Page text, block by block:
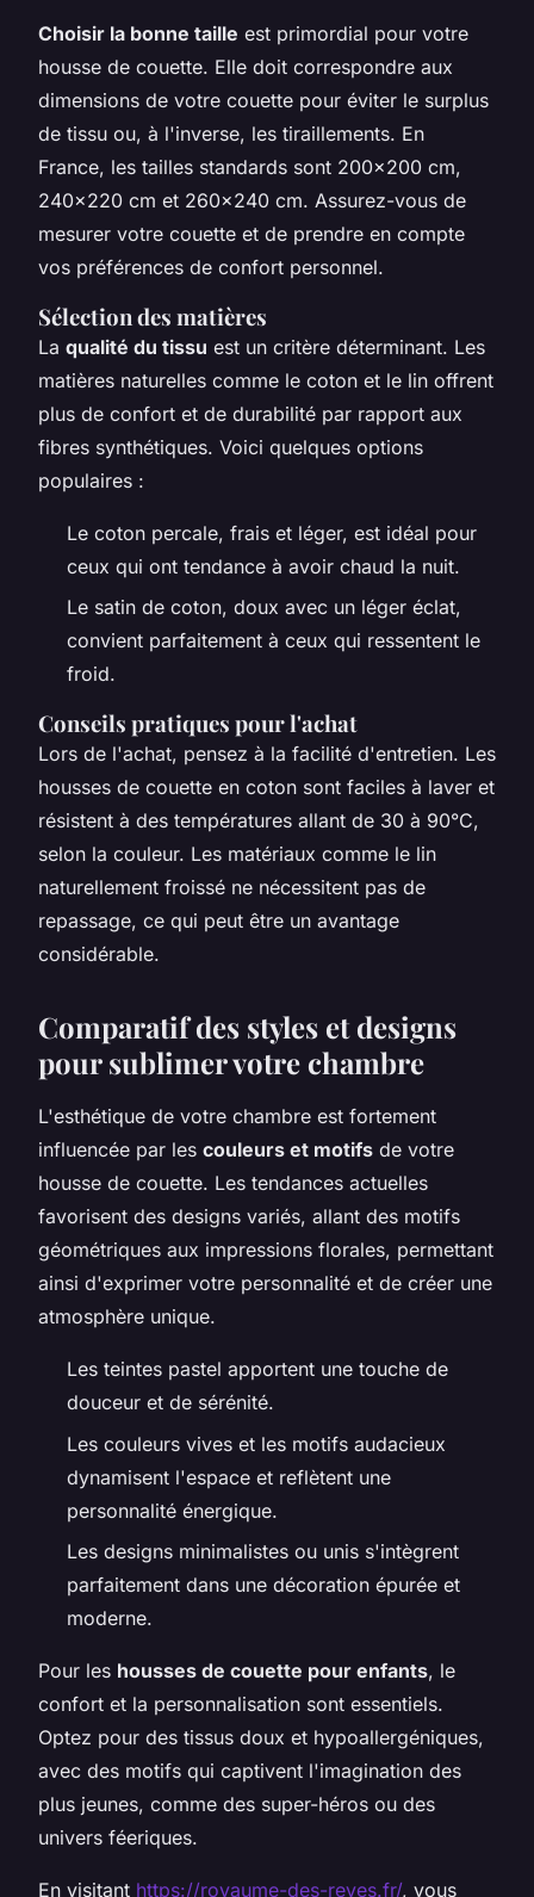
Choisir la bonne taille est primordial pour votre
housse de couette. Elle doit correspondre aux
dimensions de votre couette pour éviter le surplus
de tissu ou, à l'inverse, les tiraillements. En
France, les tailles standards sont 200x200 cm,
240x220 cm et 260x240 cm. Assurez-vous de
mesurer votre couette et de prendre en compte
vos préférences de confort personnel.
Sélection des matières
La qualité du tissu est un critère déterminant. Les
matières naturelles comme le coton et le lin offrent
plus de confort et de durabilité par rapport aux
fibres synthétiques. Voici quelques options
populaires :
Le coton percale, frais et léger, est idéal pour
ceux qui ont tendance à avoir chaud la nuit.
Le satin de coton, doux avec un léger éclat,
convient parfaitement à ceux qui ressentent le
froid.
Conseils pratiques pour l'achat
Lors de l'achat, pensez à la facilité d'entretien. Les
housses de couette en coton sont faciles à laver et
résistent à des températures allant de 30 à 90°C,
selon la couleur. Les matériaux comme le lin
naturellement froissé ne nécessitent pas de
repassage, ce qui peut être un avantage
considérable.
Comparatif des styles et designs
pour sublimer votre chambre
L'esthétique de votre chambre est fortement
influencée par les couleurs et motifs de votre
housse de couette. Les tendances actuelles
favorisent des designs variés, allant des motifs
géométriques aux impressions florales, permettant
ainsi d'exprimer votre personnalité et de créer une
atmosphère unique.
Les teintes pastel apportent une touche de
douceur et de sérénité.
Les couleurs vives et les motifs audacieux
dynamisent l'espace et reflètent une
personnalité énergique.
Les designs minimalistes ou unis s'intègrent
parfaitement dans une décoration épurée et
moderne.
Pour les housses de couette pour enfants, le
confort et la personnalisation sont essentiels.
Optez pour des tissus doux et hypoallergéniques,
avec des motifs qui captivent l'imagination des
plus jeunes, comme des super-héros ou des
univers féeriques.
En visitant https://royaume-des-reves.fr/, vous